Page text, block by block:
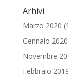
Arhivi
Marzo 2020
Gennaio 2020
Novembre
Febbraio